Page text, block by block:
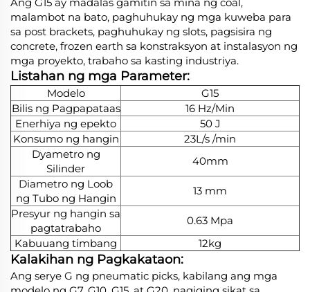
malambot na bato, paghuhukay ng mga kuweba para
sa post brackets, paghuhukay ng slots, pagsisira ng
concrete, frozen earth sa konstraksyon at instalasyon ng
mga proyekto, trabaho sa kasting industriya.
Listahan ng mga Parameter:
Modelo
G15
Bilis ng Pagpapataas
16 Hz/Min
Enerhiya ng epekto
50 J
Konsumo ng hangin
23L/s /min
Dyametro ng
Silinder
40mm
Diametro ng Loob
ng Tubo ng Hangin
13 mm
Presyur ng hangin sa
pagtatrabaho
0.63 Mpa
Kabuuang timbang
12kg
Kalakihan ng Pagkakataon:
Ang serye G ng pneumatic picks, kabilang ang mga